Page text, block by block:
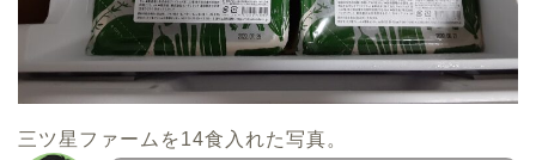
三ツ星ファームを14食入れた写真。